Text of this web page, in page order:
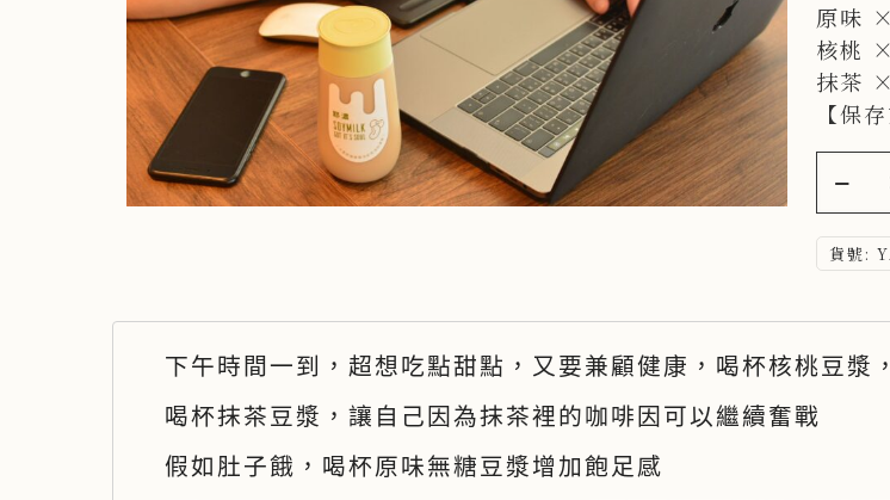
原味
核桃
抹茶
【保
族
下
開
心
腦
貨號:
下午時間一到，超想吃點甜點，又要兼顧健康，喝杯核桃豆漿
喝杯抹茶豆漿，讓自己因為抹茶裡的咖啡因可以繼續奮戰
假如肚子餓，喝杯原味無糖豆漿增加飽足感